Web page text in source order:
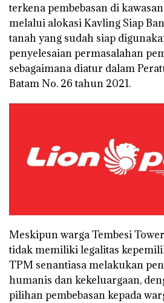
terkena pembebasan di
melalui alokasi Kavling Siap
tanah yang sudah siap
penyelesaian permasalahan
sebagaimana diatur dalam
Batam No. 26 tahun 2021.
Meskipun warga Tembesi
tidak memiliki legalitas
TPM senantiasa melakukan
humanis dan kekeluargaan,
pilihan pembebasan kepada